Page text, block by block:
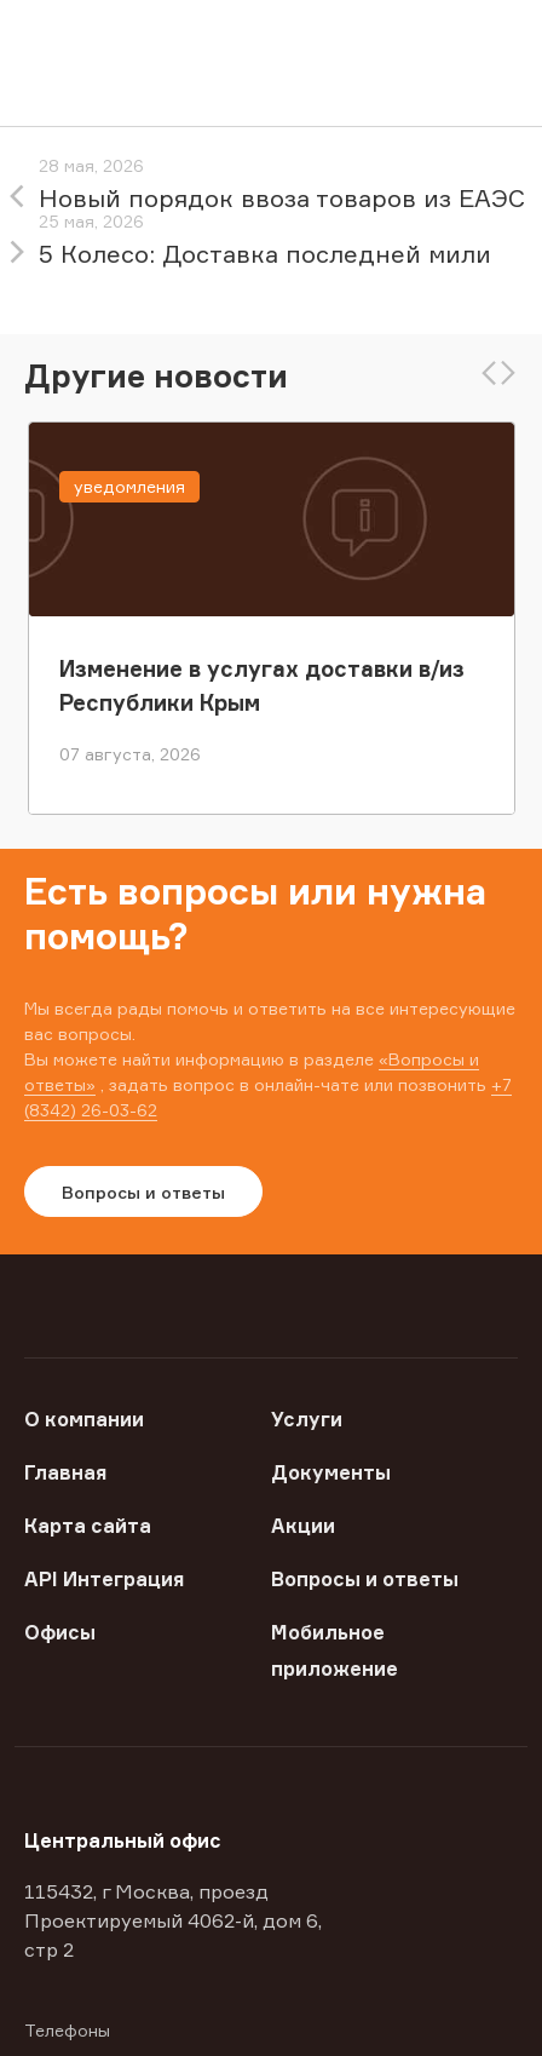
28 мая, 2026
Новый порядок ввоза товаров из ЕАЭС
25 мая, 2026
5 Колесо: Доставка последней мили
Другие новости
Изменение в услугах доставки в/из
Республики Крым
07 августа, 2026
уведомления
Есть вопросы или нужна
помощь?
Мы всегда рады помочь и ответить на все интересующие
вас вопросы.
Вы можете найти информацию в разделе «Вопросы и
ответы» , задать вопрос в онлайн-чате или позвонить +7
(8342) 26-03-62
Вопросы и ответы
О компании Услуги
Главная Документы
Карта сайта Акции
API Интеграция Вопросы и ответы
Офисы
Мобильное
приложение
Центральный офис
115432, г Москва, проезд
Проектируемый 4062-й, дом 6,
стр 2
Телефоны